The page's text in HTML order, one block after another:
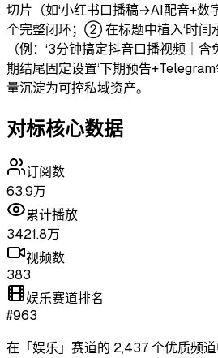
切片（如‘小红书口播稿→AI配音+数
个完整闭环；② 在标题中植入‘时间
（例：‘3分钟搞定抖音口播视频｜
期结尾固定设置‘下期预告
量沉淀为可控私域资产。
对标核心数据
订阅数
63.9万
累计播放
3421.8万
视频数
383
娱乐赛道排名
#963
在「娱乐」赛道的 2,437个优质频道